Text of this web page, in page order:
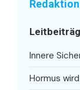
Innere
Hormus